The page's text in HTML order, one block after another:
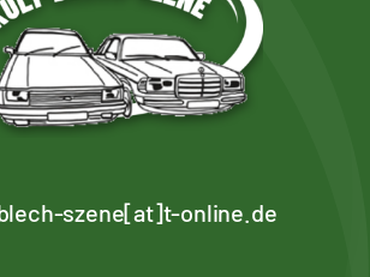
szene[at]t-online.de